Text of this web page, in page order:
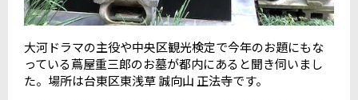
大河ドラマの主役や中央区観光検定で今年のお題にもな
っている蔦屋重三郎のお墓が都内にあると聞き伺いまし
た。場所は台東区東浅草 誠向山 正法寺です。